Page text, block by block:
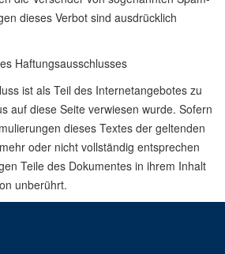
dieses Verbot sind ausdrücklich
Haftungsausschlusses
ist als Teil des Internetangebotes zu
auf diese Seite verwiesen wurde. Sofern
dieses Textes der geltenden
oder nicht vollständig entsprechen
Teile des Dokumentes in ihrem Inhalt
unberührt.